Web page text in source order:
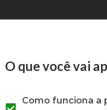
O que você vai
Como funciona a